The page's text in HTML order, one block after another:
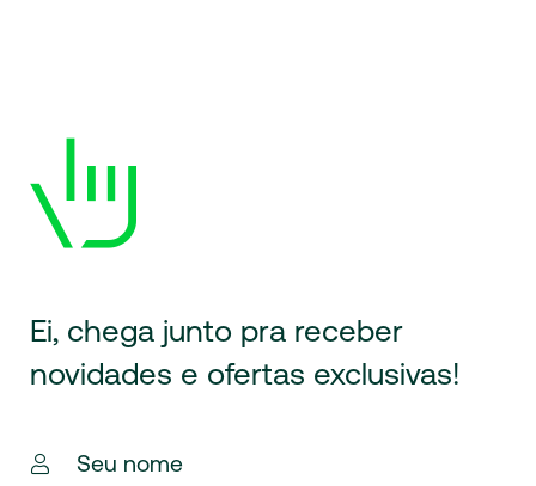
Ei, chega junto pra receber
novidades e ofertas exclusivas!
Seu nome